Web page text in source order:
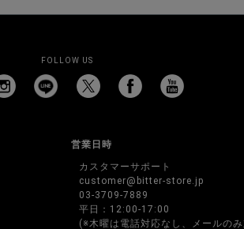
FOLLOW US
営業日時
カスタマーサポート
customer@bitter-store.jp
03-3709-7889
平日：12:00-17:00
(※木曜は電話対応なし、メールの